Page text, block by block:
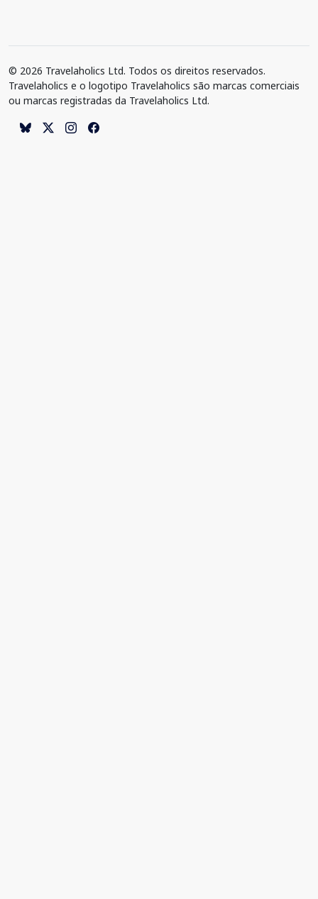
© 2026 Travelaholics Ltd. Todos os direitos reservados.
Travelaholics e o logotipo Travelaholics são marcas comerciais
ou marcas registradas da Travelaholics Ltd.